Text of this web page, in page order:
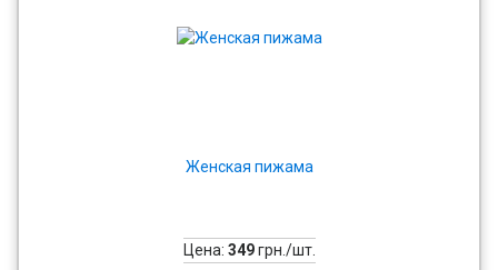
Женская пижама
Цена: 349грн./шт.